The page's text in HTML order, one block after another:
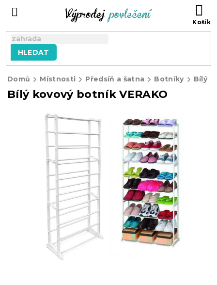
HLEDAT
Domů Místnosti Předsíň a šatna Botníky Bílý
Bílý kovový botník VERAKO